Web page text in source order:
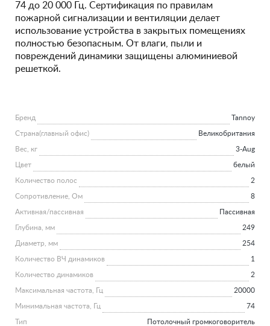
74 до 20 000 Гц. Сертификация по правилам
пожарной сигнализации и вентиляции делает
использование устройства в закрытых помещениях
полностью безопасным. От влаги, пыли и
повреждений динамики защищены алюминиевой
решеткой.
Бренд Tannoy
Страна(главный офис) Великобритания
Вес, кг 3-Aug
Цвет белый
Количество полос 2
Сопротивление, Ом 8
Активная/пассивная Пассивная
Глубина, мм 249
Диаметр, мм 254
Количество ВЧ динамиков 1
Количество динамиков 2
Максимальная частота, Гц 20000
Минимальная частота, Гц 74
Тип Потолочный громкоговоритель